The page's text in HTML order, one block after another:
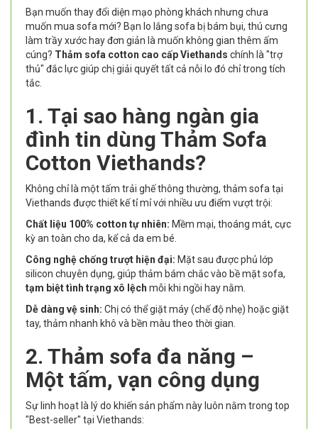
Bạn muốn thay đổi diện mạo phòng khách nhưng chưa
muốn mua sofa mới? Bạn lo lắng sofa bị bám bụi, thú cưng
làm trầy xước hay đơn giản là muốn không gian thêm ấm
cúng? Thảm sofa cotton cao cấp Viethands chính là "trợ
thủ" đắc lực giúp chị giải quyết tất cả nỗi lo đó chỉ trong tích
tắc.
1. Tại sao hàng ngàn gia
đình tin dùng Thảm Sofa
Cotton Viethands?
Không chỉ là một tấm trải ghế thông thường, thảm sofa tại
Viethands được thiết kế tỉ mỉ với nhiều ưu điểm vượt trội:
Chất liệu 100% cotton tự nhiên: Mềm mại, thoáng mát, cực
kỳ an toàn cho da, kể cả da em bé.
Công nghệ chống trượt hiện đại: Mặt sau được phủ lớp
silicon chuyên dụng, giúp thảm bám chắc vào bề mặt sofa,
tạm biệt tình trạng xô lệch mỗi khi ngồi hay nằm.
Dễ dàng vệ sinh: Chị có thể giặt máy (chế độ nhẹ) hoặc giặt
tay, thảm nhanh khô và bền màu theo thời gian.
2. Thảm sofa đa năng –
Một tấm, vạn công dụng
Sự linh hoạt là lý do khiến sản phẩm này luôn nằm trong top
"Best-seller" tại Viethands: